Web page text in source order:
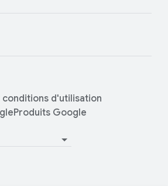
d'utilisation
Produits Google